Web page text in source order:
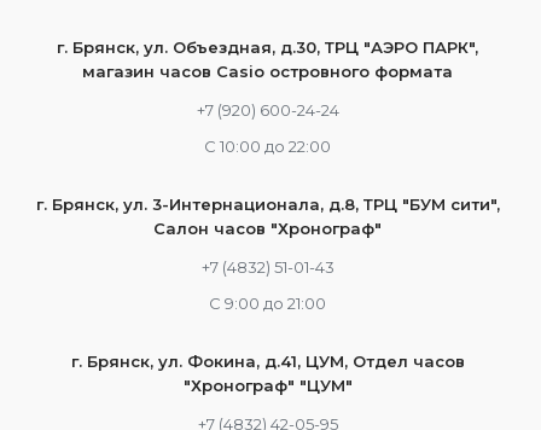
г. Брянск, ул. Объездная, д.30, ТРЦ "АЭРО ПАРК",
магазин часов Casio островного формата
+7 (920) 600-24-24
С 10:00 до 22:00
г. Брянск, ул. 3-Интернационала, д.8, ТРЦ "БУМ сити",
Салон часов "Хронограф"
+7 (4832) 51-01-43
С 9:00 до 21:00
г. Брянск, ул. Фокина, д.41, ЦУМ, Отдел часов
"Хронограф" "ЦУМ"
+7 (4832) 42-05-95